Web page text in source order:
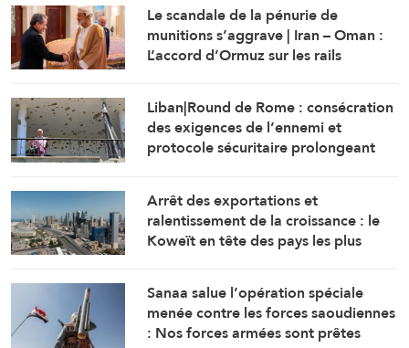
Le scandale de la pénurie de
munitions s’aggrave | Iran – Oman :
L’accord d’Ormuz sur les rails
Liban|Round de Rome : consécration
des exigences de l’ennemi et
protocole sécuritaire prolongeant
Arrêt des exportations et
ralentissement de la croissance : le
Koweït en tête des pays les plus
Sanaa salue l’opération spéciale
menée contre les forces saoudiennes
: Nos forces armées sont prêtes